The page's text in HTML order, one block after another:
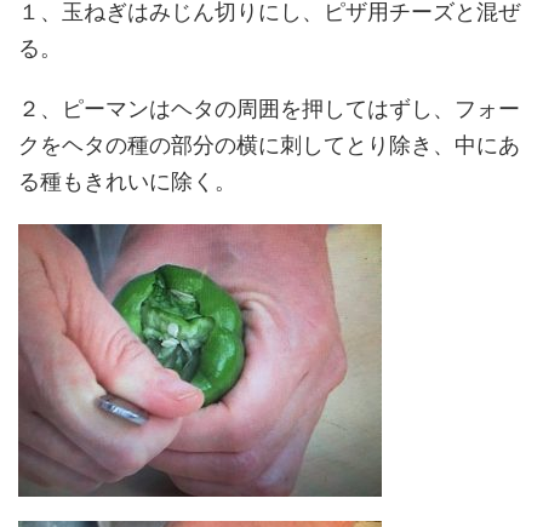
１、玉ねぎはみじん切りにし、ピザ用チーズと混ぜ
る。
２、ピーマンはヘタの周囲を押してはずし、フォー
クをヘタの種の部分の横に刺してとり除き、中にあ
る種もきれいに除く。